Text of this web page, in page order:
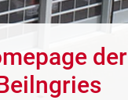
der